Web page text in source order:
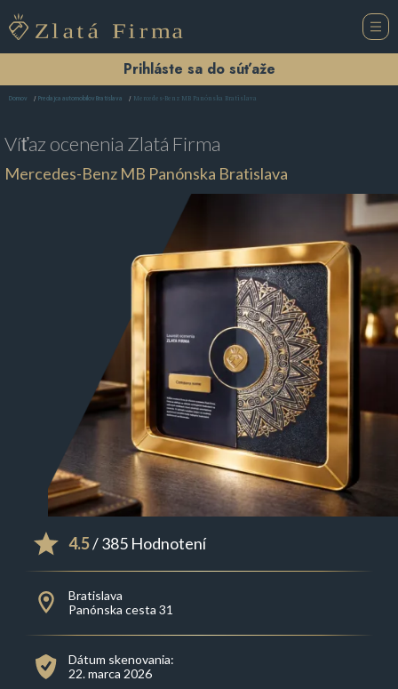
Prihláste sa do súťaže
Domov Predajca automobilov Bratislava Mercedes-Benz MB Panónska Bratislava
Víťaz ocenenia Zlatá Firma
Mercedes-Benz MB Panónska Bratislava
4.5/ 385 Hodnotení
Bratislava
Panónska cesta 31
Dátum skenovania:
22. marca 2026